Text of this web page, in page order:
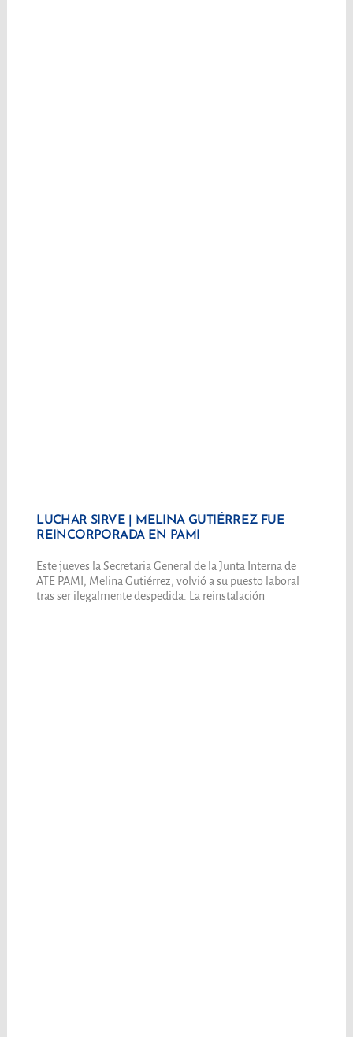
LUCHAR SIRVE | MELINA GUTIÉRREZ FUE
REINCORPORADA EN PAMI
Este jueves la Secretaria General de la Junta Interna de
ATE PAMI, Melina Gutiérrez, volvió a su puesto laboral
tras ser ilegalmente despedida. La reinstalación